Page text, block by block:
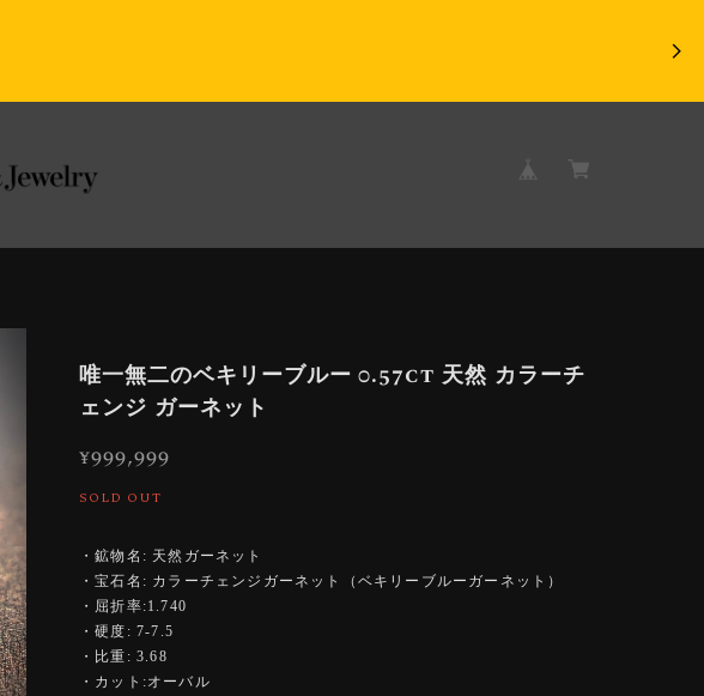
唯一無二のベキリーブルー 0.57ct 天然 カラーチ
ェンジ ガーネット
¥999,999
SOLD OUT
・鉱物名: 天然ガーネット
・宝石名: カラーチェンジガーネット（ベキリーブルーガーネット）
・屈折率:1.740
・硬度: 7-7.5
・比重: 3.68
・カット:オーバル